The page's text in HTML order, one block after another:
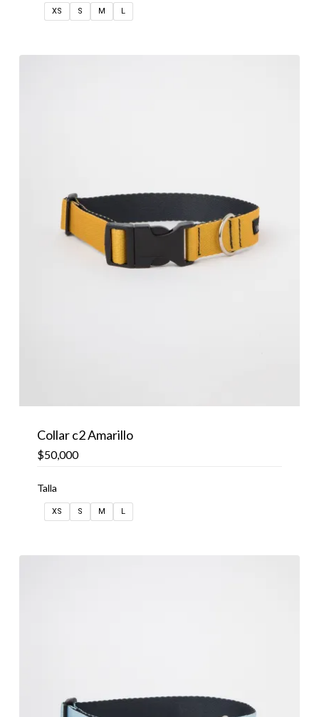
XS S M L
Collar c2 Amarillo
$50,000
Talla
XS S M L